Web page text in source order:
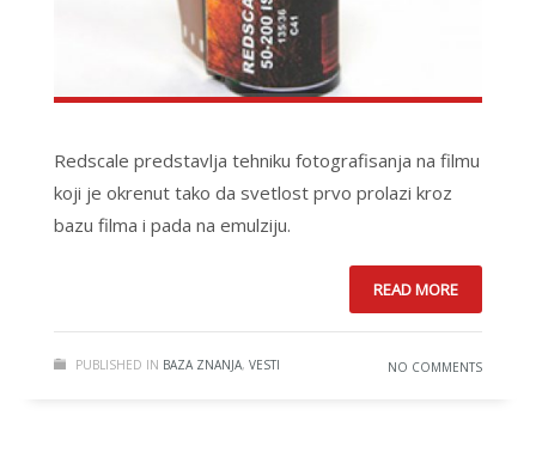
Redscale predstavlja tehniku fotografisanja na filmu
koji je okrenut tako da svetlost prvo prolazi kroz
bazu filma i pada na emulziju.
READ MORE
PUBLISHED IN BAZA ZNANJA, VESTI NO COMMENTS